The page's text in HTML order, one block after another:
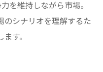
を維持しながら市場。
のシナリオを理解するた
す。